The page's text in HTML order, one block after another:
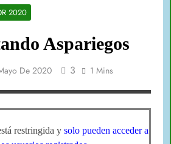
2020
Aspariegos
De 2020 3 1 Mins
restringida y solo pueden acceder a